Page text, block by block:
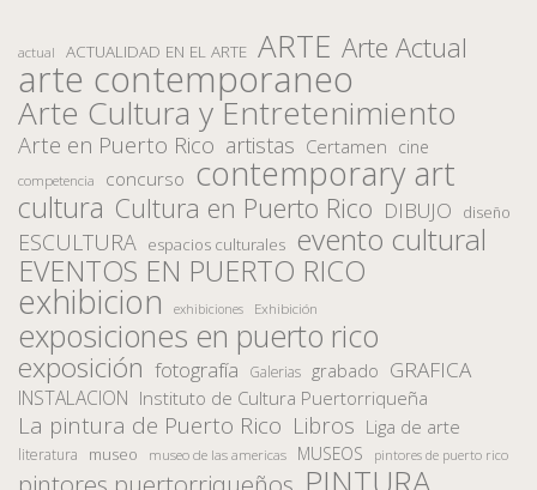
actual ACTUALIDAD EN EL ARTE ARTE Arte Actual
arte contemporaneo
Arte Cultura y Entretenimiento
Arte en Puerto Rico artistas Certamen cine
competencia concurso contemporary art
cultura Cultura en Puerto Rico DIBUJO diseño
ESCULTURA espacios culturales evento cultural
EVENTOS EN PUERTO RICO
exhibicion exhibiciones Exhibición
exposiciones en puerto rico
exposición fotografía Galerias grabado GRAFICA
INSTALACION Instituto de Cultura Puertorriqueña
La pintura de Puerto Rico Libros Liga de arte
literatura museo museo de las americas MUSEOS pintores de puerto rico